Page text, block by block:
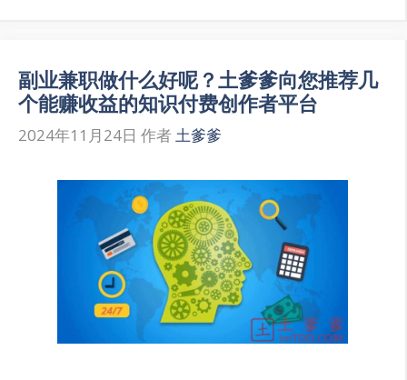
副业兼职做什么好呢？土爹爹向您推荐几
个能赚收益的知识付费创作者平台
2024年11月24日 作者土爹爹